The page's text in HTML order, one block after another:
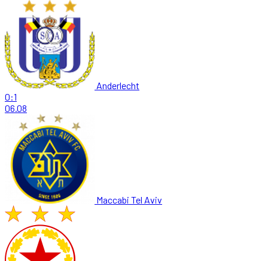
Anderlecht
0:1
06.08
Maccabi Tel Aviv